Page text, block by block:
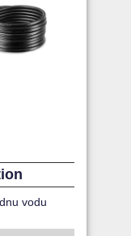
vodu